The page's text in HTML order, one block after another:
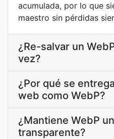
acumulada, por lo que
maestro sin pérdidas
¿Re-salvar un
vez?
¿Por qué se
web como WebP?
¿Mantiene WebP
transparente?